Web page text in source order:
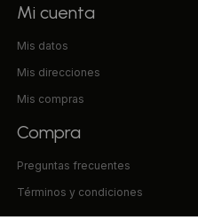
Mi cuenta
Mis datos
Mis direcciones
Mis compras
Compra
Preguntas frecuentes
Términos y condiciones